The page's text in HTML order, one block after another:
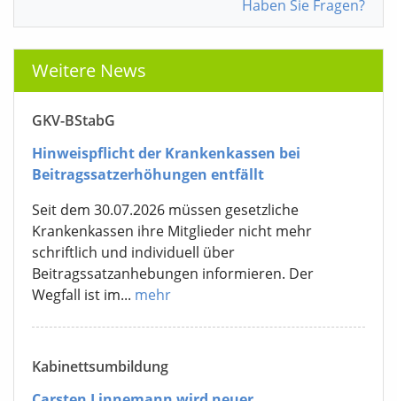
Haben Sie Fragen?
Weitere News
GKV-BStabG
Hinweispflicht der Krankenkassen bei
Beitragssatzerhöhungen entfällt
Seit dem 30.07.2026 müssen gesetzliche
Krankenkassen ihre Mitglieder nicht mehr
schriftlich und individuell über
Beitragssatzanhebungen informieren. Der
Wegfall ist im... mehr
Kabinettsumbildung